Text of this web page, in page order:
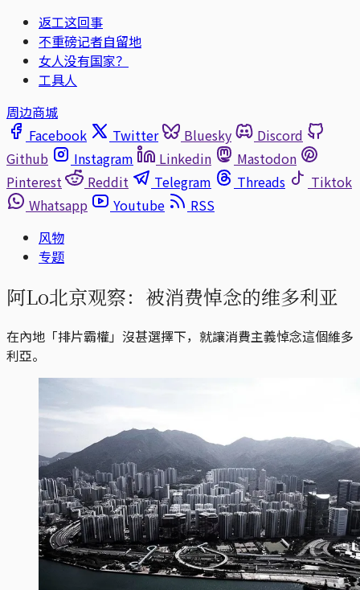
返工这回事
不重磅记者自留地
女人没有国家？
工具人
周边商城
Facebook
Twitter Bluesky
Discord
Github
Instagram Linkedin
Mastodon
Pinterest
Reddit Telegram Threads
Tiktok
Whatsapp
Youtube
RSS
风物
专题
阿Lo北京观察：被消费悼念的维多利亚
在內地「排片霸權」沒甚選擇下，就讓消費主義悼念這個維多
利亞。